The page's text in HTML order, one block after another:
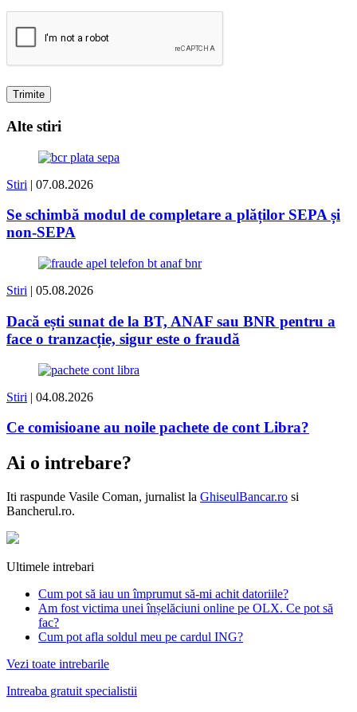
Alte stiri
Stiri | 07.08.2026
Se schimbă modul de completare a plăților SEPA și
non-SEPA
Stiri | 05.08.2026
Dacă ești sunat de la BT, ANAF sau BNR pentru a
face o tranzacție, sigur este o fraudă
Stiri | 04.08.2026
Ce comisioane au noile pachete de cont Libra?
Ai o intrebare?
Iti raspunde Vasile Coman, jurnalist la GhiseulBancar.ro si
Bancherul.ro.
Ultimele intrebari
Cum pot să iau un împrumut să-mi achit datoriile?
Am fost victima unei înșelăciuni online pe OLX. Ce pot să
fac?
Cum pot afla soldul meu pe cardul ING?
Vezi toate intrebarile
Intreaba gratuit specialistii